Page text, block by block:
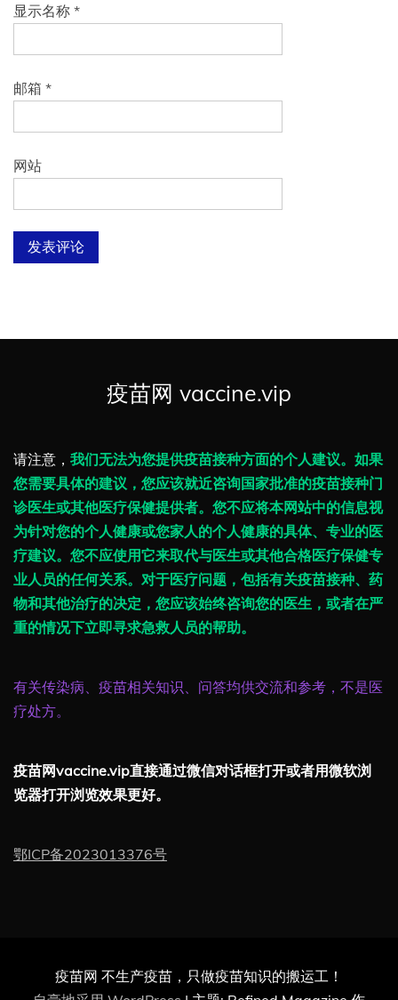
显示名称 *
邮箱 *
网站
疫苗网 vaccine.vip
请注意， 我们无法为您提供疫苗接种方面的个人建议。如果
您需要具体的建议，您应该就近咨询国家批准的疫苗接种门
诊医生或其他医疗保健提供者。您不应将本网站中的信息视
为针对您的个人健康或您家人的个人健康的具体、专业的医
疗建议。您不应使用它来取代与医生或其他合格医疗保健专
业人员的任何关系。对于医疗问题，包括有关疫苗接种、药
物和其他治疗的决定，您应该始终咨询您的医生，或者在严
重的情况下立即寻求急救人员的帮助。
有关传染病、疫苗相关知识、问答均供交流和参考，不是医
疗处方。
疫苗网vaccine.vip直接通过微信对话框打开或者用微软浏
览器打开浏览效果更好。
鄂ICP备2023013376号
疫苗网 不生产疫苗，只做疫苗知识的搬运工！